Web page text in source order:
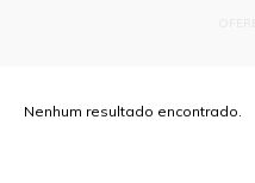
Nenhum resultado encontrado.